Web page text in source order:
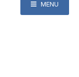
MENU